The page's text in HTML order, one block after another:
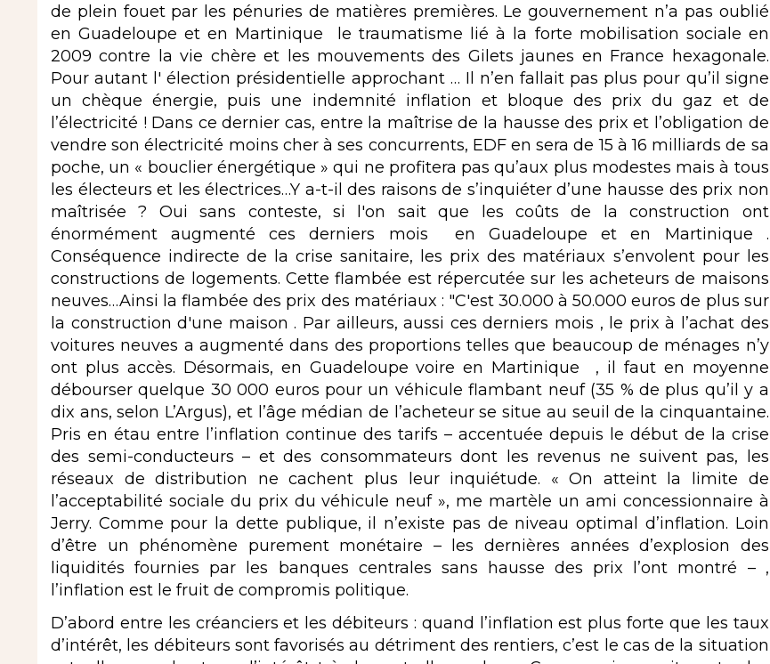
de plein fouet par les pénuries de matières premières. Le gouvernement n’a pas oublié
en Guadeloupe et en Martinique le traumatisme lié à la forte mobilisation sociale en
2009 contre la vie chère et les mouvements des Gilets jaunes en France hexagonale.
Pour autant l' élection présidentielle approchant … Il n’en fallait pas plus pour qu’il signe
un chèque énergie, puis une indemnité inflation et bloque des prix du gaz et de
l’électricité ! Dans ce dernier cas, entre la maîtrise de la hausse des prix et l’obligation de
vendre son électricité moins cher à ses concurrents, EDF en sera de 15 à 16 milliards de sa
poche, un « bouclier énergétique » qui ne profitera pas qu’aux plus modestes mais à tous
les électeurs et les électrices…Y a-t-il des raisons de s’inquiéter d’une hausse des prix non
maîtrisée ? Oui sans conteste, si l'on sait que les coûts de la construction ont
énormément augmenté ces derniers mois en Guadeloupe et en Martinique .
Conséquence indirecte de la crise sanitaire, les prix des matériaux s’envolent pour les
constructions de logements. Cette flambée est répercutée sur les acheteurs de maisons
neuves…Ainsi la flambée des prix des matériaux : "C'est 30.000 à 50.000 euros de plus sur
la construction d'une maison . Par ailleurs, aussi ces derniers mois , le prix à l’achat des
voitures neuves a augmenté dans des proportions telles que beaucoup de ménages n’y
ont plus accès. Désormais, en Guadeloupe voire en Martinique , il faut en moyenne
débourser quelque 30 000 euros pour un véhicule flambant neuf (35 % de plus qu’il y a
dix ans, selon L’Argus), et l’âge médian de l’acheteur se situe au seuil de la cinquantaine.
Pris en étau entre l’inflation continue des tarifs – accentuée depuis le début de la crise
des semi-conducteurs – et des consommateurs dont les revenus ne suivent pas, les
réseaux de distribution ne cachent plus leur inquiétude. « On atteint la limite de
l’acceptabilité sociale du prix du véhicule neuf », me martèle un ami concessionnaire à
Jerry. Comme pour la dette publique, il n’existe pas de niveau optimal d’inflation. Loin
d’être un phénomène purement monétaire – les dernières années d’explosion des
liquidités fournies par les banques centrales sans hausse des prix l’ont montré – ,
l’inflation est le fruit de compromis politique.
D’abord entre les créanciers et les débiteurs : quand l’inflation est plus forte que les taux
d’intérêt, les débiteurs sont favorisés au détriment des rentiers, c’est le cas de la situation